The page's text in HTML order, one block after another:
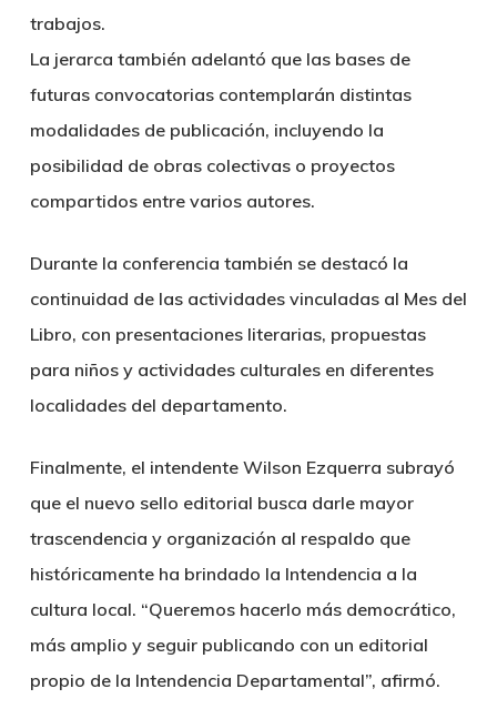
trabajos.
La jerarca también adelantó que las bases de
futuras convocatorias contemplarán distintas
modalidades de publicación, incluyendo la
posibilidad de obras colectivas o proyectos
compartidos entre varios autores.
Durante la conferencia también se destacó la
continuidad de las actividades vinculadas al Mes del
Libro, con presentaciones literarias, propuestas
para niños y actividades culturales en diferentes
localidades del departamento.
Finalmente, el intendente Wilson Ezquerra subrayó
que el nuevo sello editorial busca darle mayor
trascendencia y organización al respaldo que
históricamente ha brindado la Intendencia a la
cultura local. “Queremos hacerlo más democrático,
más amplio y seguir publicando con un editorial
propio de la Intendencia Departamental”, afirmó.